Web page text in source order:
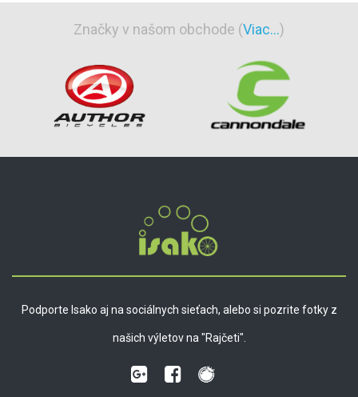
Značky v našom obchode (Viac...)
Podporte Isako aj na sociálnych sieťach, alebo si pozrite fotky z
našich výletov na "Rajčeti".